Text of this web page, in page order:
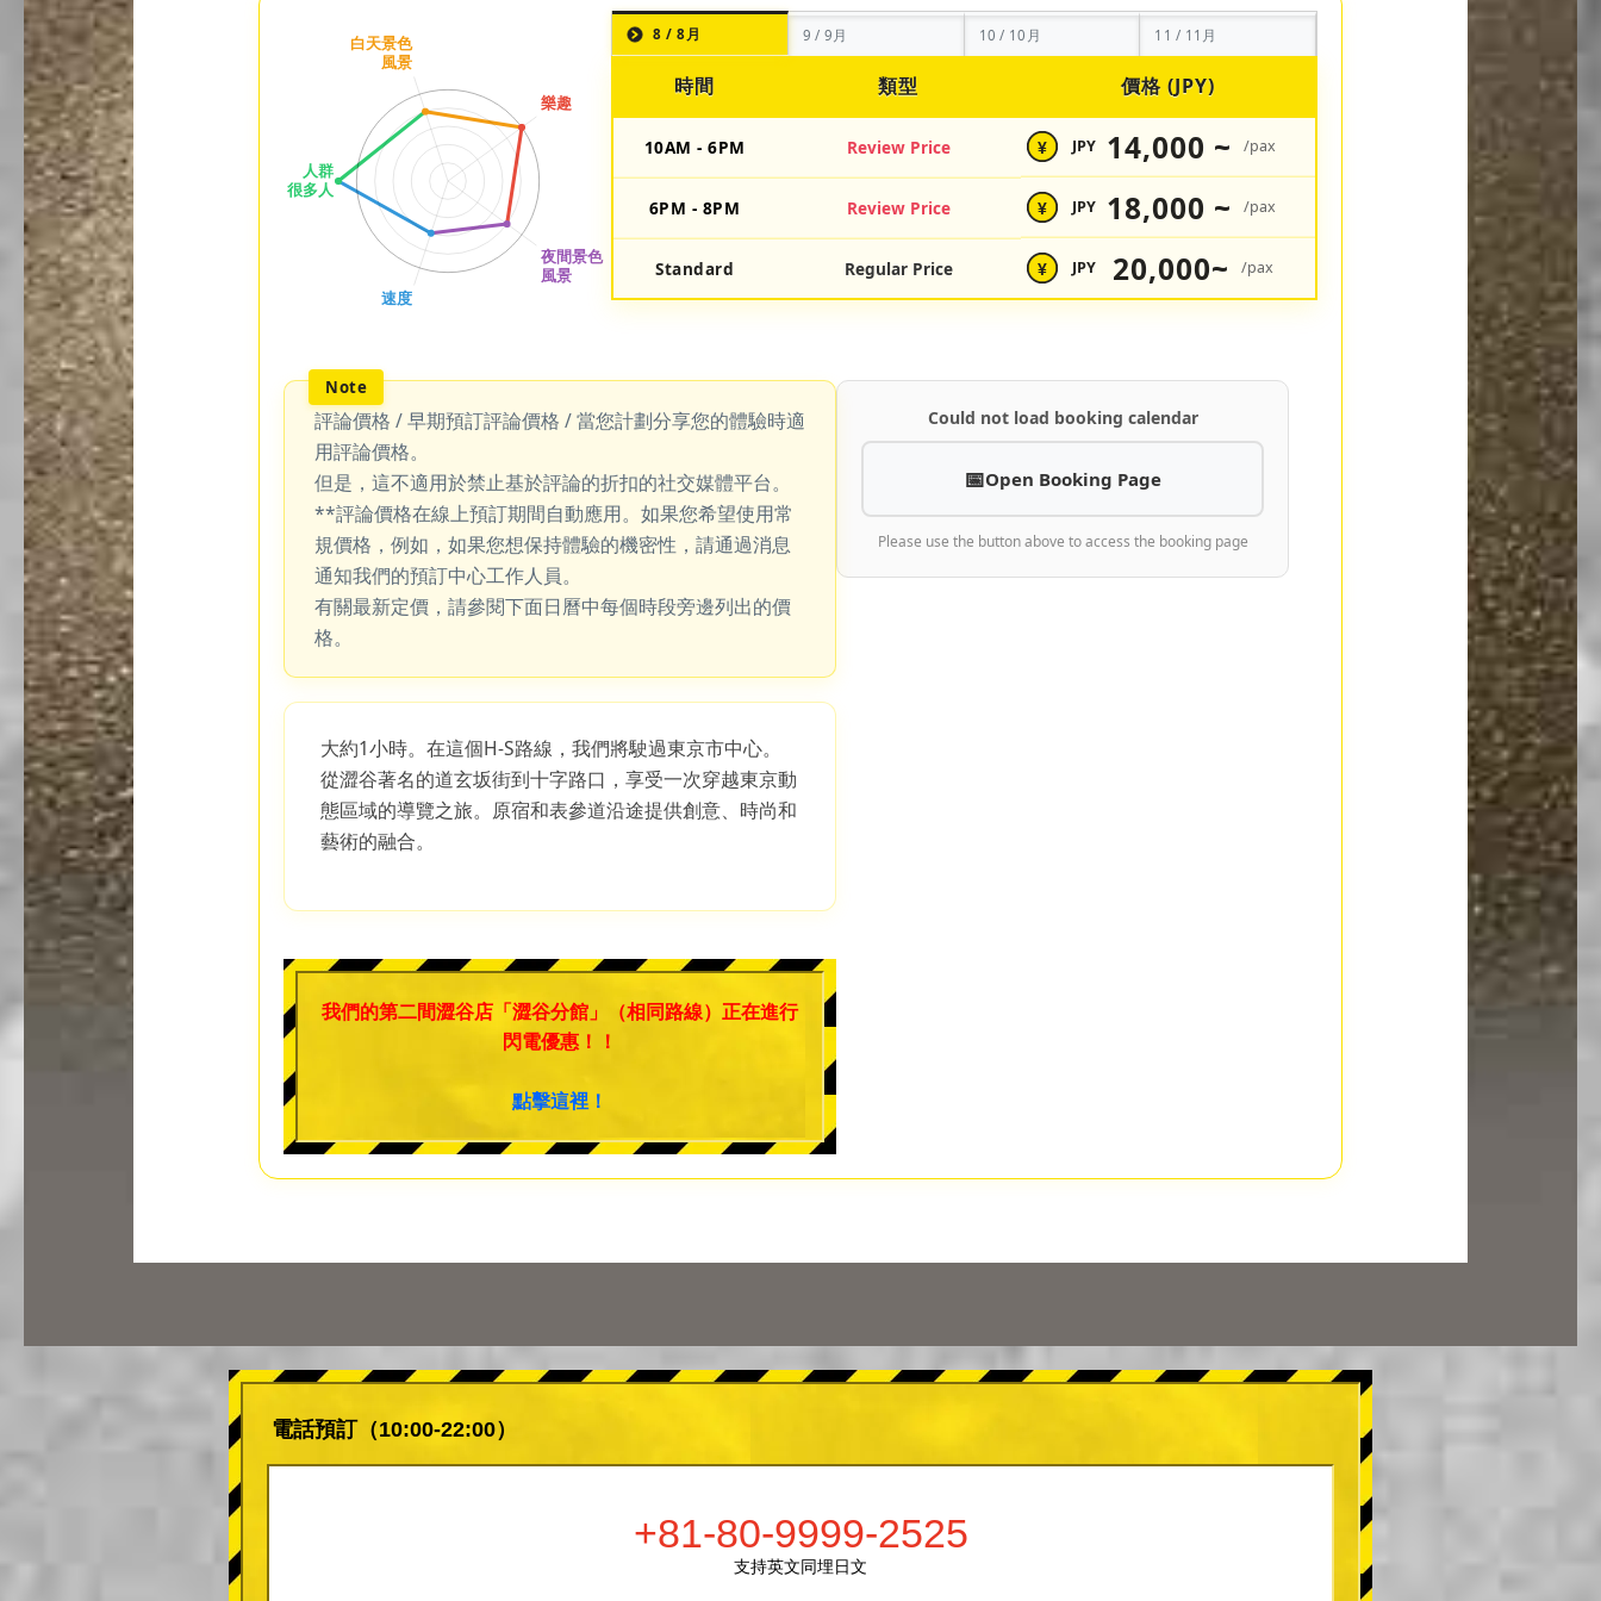
8 / 8月 9 / 9月 10 / 10月 11 / 11月
時間 類型 價格 (JPY)
10AM - 6PM Review Price ¥ JPY 14,000 ~ /pax
6PM - 8PM Review Price ¥ JPY 18,000 ~ /pax
Standard Regular Price ¥ JPY 20,000~ /pax
評論價格 / 早期預訂評論價格 / 當您計劃分享您的體驗時適
用評論價格。
但是，這不適用於禁止基於評論的折扣的社交媒體平台。
**評論價格在線上預訂期間自動應用。如果您希望使用常
規價格，例如，如果您想保持體驗的機密性，請通過消息
通知我們的預訂中心工作人員。
有關最新定價，請參閱下面日曆中每個時段旁邊列出的價
格。
大約1小時。在這個H-S路線，我們將駛過東京市中心。
從澀谷著名的道玄坂街到十字路口，享受一次穿越東京動
態區域的導覽之旅。原宿和表參道沿途提供創意、時尚和
藝術的融合。
我們的第二間澀谷店「澀谷分館」（相同路線）正在進行
閃電優惠！！
點擊這裡！
Could not load booking calendar
Open Booking Page
Please use the button above to access the booking page
電話預訂（10:00-22:00）
+81-80-9999-2525
支持英文同埋日文